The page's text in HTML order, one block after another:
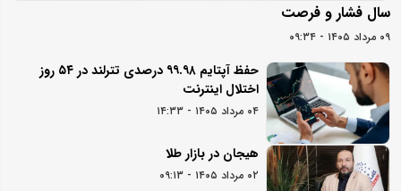
سال فشار و فرصت
۰۹ مرداد ۱۴۰۵ - ۰۹:۳۴
حفظ آپتایم ۹۹.۹۸ درصدی تترلند در ۵۴ روز
اختلال اینترنت
۰۴ مرداد ۱۴۰۵ - ۱۴:۳۳
هیجان در بازار طلا
۰۲ مرداد ۱۴۰۵ - ۰۹:۱۳